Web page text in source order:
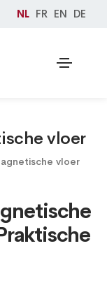
NL FR EN DE
vloer
vloer